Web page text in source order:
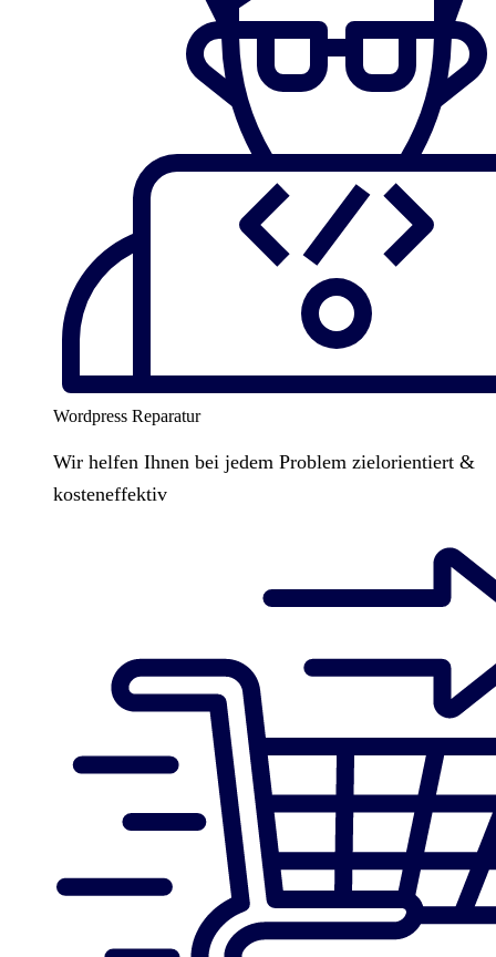
Wordpress Reparatur
Wir helfen Ihnen bei jedem Problem zielorientiert &
kosteneffektiv